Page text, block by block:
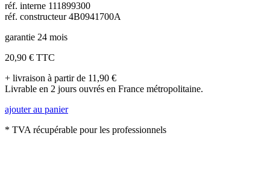
réf. interne 111899300
réf. constructeur 4B0941700A
garantie 24 mois
20,90 € TTC
+ livraison à partir de 11,90 €
Livrable en 2 jours ouvrés en France métropolitaine.
ajouter au panier
* TVA récupérable pour les professionnels